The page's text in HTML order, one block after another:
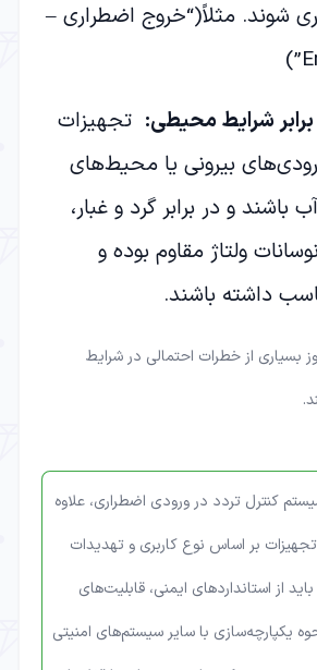
شوند. مثلاً(“خروج اضطراری –
شرایط محیطی: تجهیزات
بیرونی یا محیط‌های
و در برابر گرد و غبار،
ولتاژ مقاوم بوده و
بسیاری از خطرات احتمالی در شرایط
کنترل تردد در ورودی‌ اضطراری، علاوه
بر اساس نوع کاربری و تهدیدات
از استانداردهای ایمنی، قابلیت‌های
یکپارچه‌سازی با سایر سیستم‌های امنیتی